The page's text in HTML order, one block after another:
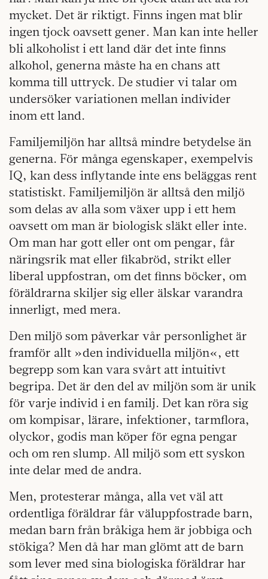
mycket. Det är riktigt. Finns ingen mat blir
ingen tjock oavsett gener. Man kan inte heller
bli alkoholist i ett land där det inte finns
alkohol, generna måste ha en chans att
komma till uttryck. De studier vi talar om
undersöker variationen mellan individer
inom ett land.
Familjemiljön har alltså mindre betydelse än
generna. För många egenskaper, exempelvis
IQ, kan dess inflytande inte ens beläggas rent
statistiskt. Familjemiljön är alltså den miljö
som delas av alla som växer upp i ett hem
oavsett om man är biologisk släkt eller inte.
Om man har gott eller ont om pengar, får
näringsrik mat eller fikabröd, strikt eller
liberal uppfostran, om det finns böcker, om
föräldrarna skiljer sig eller älskar varandra
innerligt, med mera.
Den miljö som påverkar vår personlighet är
framför allt »den individuella miljön«, ett
begrepp som kan vara svårt att intuitivt
begripa. Det är den del av miljön som är unik
för varje individ i en familj. Det kan röra sig
om kompisar, lärare, infektioner, tarmflora,
olyckor, godis man köper för egna pengar
och om ren slump. All miljö som ett syskon
inte delar med de andra.
Men, protesterar många, alla vet väl att
ordentliga föräldrar får väluppfostrade barn,
medan barn från bråkiga hem är jobbiga och
stökiga? Men då har man glömt att de barn
som lever med sina biologiska föräldrar har